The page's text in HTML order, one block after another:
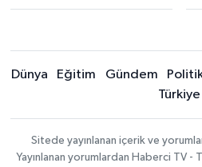
Dünya Eğitim Gündem
Türkiye
Sitede yayınlanan içerik ve
Yayınlanan yorumlardan Haberci TV